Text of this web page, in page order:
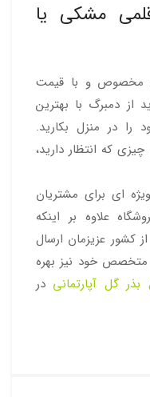
مشکی یا
مخصوص و با قیمت
دمبرگ با بهترین
را در منزل بکارید.
که انتظار دارید،
ای برای مشتریان
علاوه بر اینکه
کشور عزیزمان ارسال
متخصص خود نیز بهره
بذر گل آپارتمانی در